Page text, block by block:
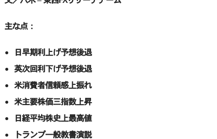
主な点：
日早期利上げ予想後退
英次回利下げ予想後退
米消費者信頼感上振れ
米主要株価三指数上昇
日経平均株史上最高値
トランプ一般教書演説